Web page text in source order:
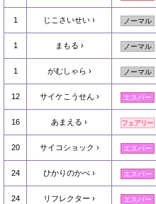
1 じこさいせい ノーマル
1 まもる ノーマル
1 がむしゃら ノーマル
12 サイケこうせん エスパー
16 あまえる フェアリー
20 サイコショック エスパー
24 ひかりのかべ エスパー
24 リフレクター エスパー